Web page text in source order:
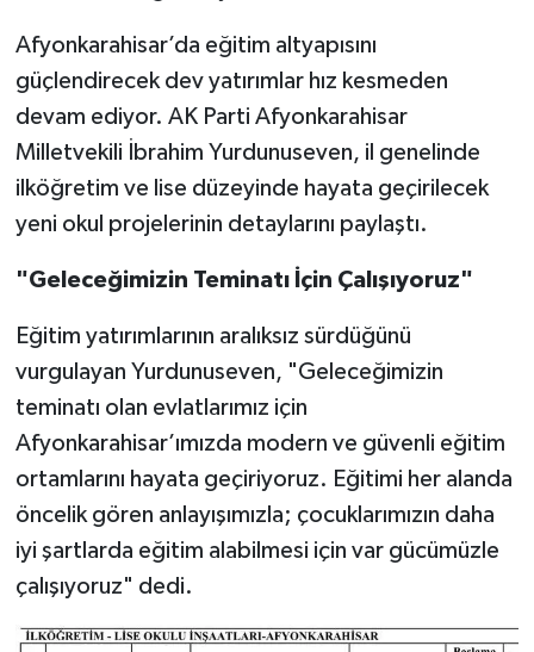
Afyonkarahisar’da eğitim altyapısını
güçlendirecek dev yatırımlar hız kesmeden
devam ediyor. AK Parti Afyonkarahisar
Milletvekili İbrahim Yurdunuseven, il genelinde
ilköğretim ve lise düzeyinde hayata geçirilecek
yeni okul projelerinin detaylarını paylaştı.
"Geleceğimizin Teminatı İçin Çalışıyoruz"
Eğitim yatırımlarının aralıksız sürdüğünü
vurgulayan Yurdunuseven, "Geleceğimizin
teminatı olan evlatlarımız için
Afyonkarahisar’ımızda modern ve güvenli eğitim
ortamlarını hayata geçiriyoruz. Eğitimi her alanda
öncelik gören anlayışımızla; çocuklarımızın daha
iyi şartlarda eğitim alabilmesi için var gücümüzle
çalışıyoruz" dedi.